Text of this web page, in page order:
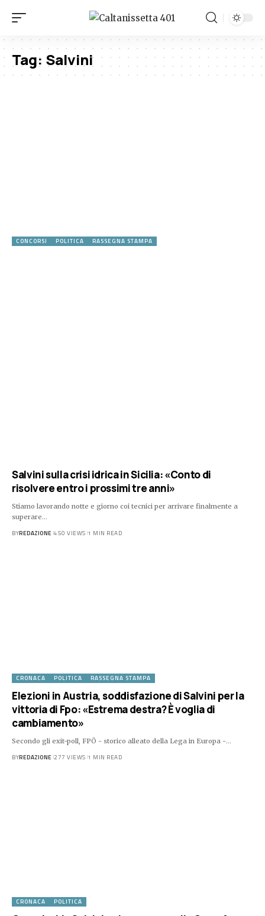
Tag: Salvini
CONCORSI POLITICA RASSEGNA STAMPA
Salvini sulla crisi idrica in Sicilia: «Conto di
risolvere entro i prossimi tre anni»
Stiamo lavorando notte e giorno coi tecnici per arrivare finalmente a
superare…
BYREDAZIONE 450 VIEWS 1 MIN READ
CRONACA POLITICA RASSEGNA STAMPA
Elezioni in Austria, soddisfazione di Salvini per la
vittoria di Fpo: «Estrema destra? È voglia di
cambiamento»
Secondo gli exit-poll, FPÖ - storico alleato della Lega in Europa -…
BYREDAZIONE 277 VIEWS 1 MIN READ
CRONACA POLITICA